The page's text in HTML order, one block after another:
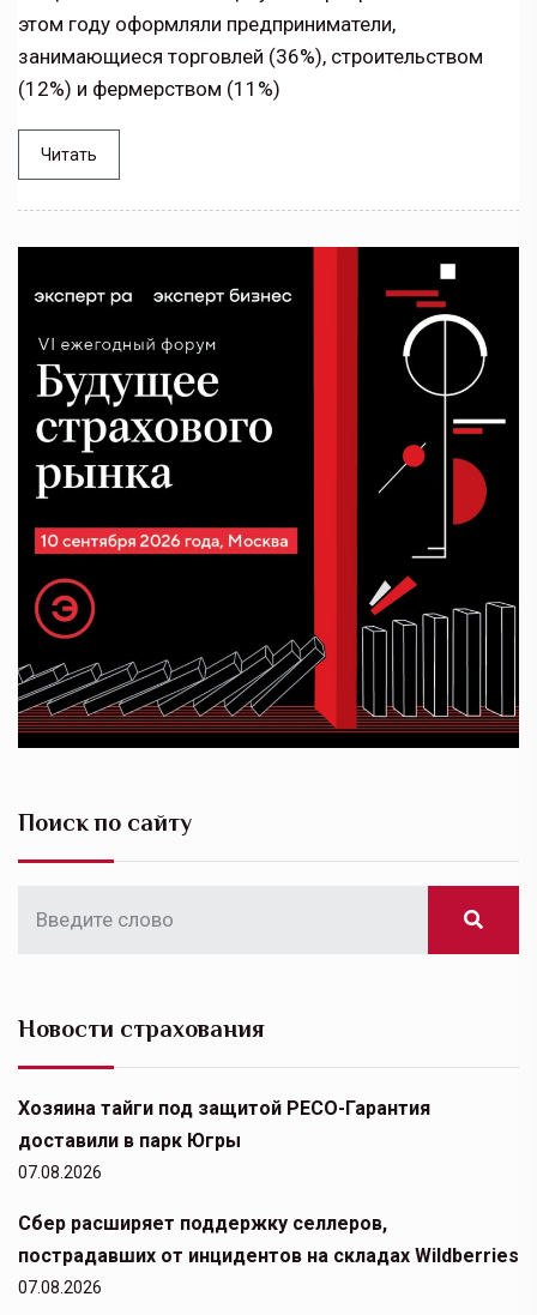
этом году оформляли предприниматели,
занимающиеся торговлей (36%), строительством
(12%) и фермерством (11%)
Читать
Поиск по сайту
Новости страхования
Хозяина тайги под защитой РЕСО-Гарантия
доставили в парк Югры
07.08.2026
Сбер расширяет поддержку селлеров,
пострадавших от инцидентов на складах Wildberries
07.08.2026